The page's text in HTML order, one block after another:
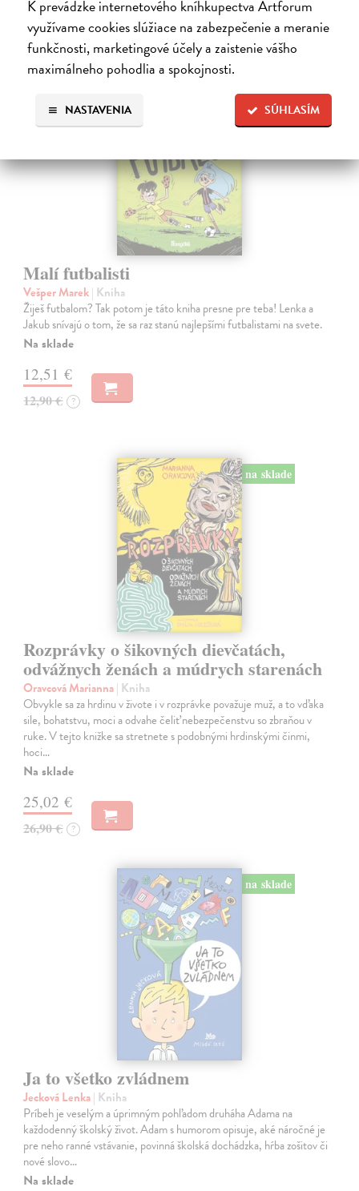
K prevádzke internetového kníhkupectva Artforum
využívame cookies slúžiace na zabezpečenie a meranie
funkčnosti, marketingové účely a zaistenie vášho
maximálneho pohodlia a spokojnosti.
SÚHLASÍM
NASTAVENIA
18,00 € ?
Malí futbalisti
Vešper Marek| Kniha
Žiješ futbalom? Tak potom je táto kniha presne pre teba! Lenka a
Jakub snívajú o tom, že sa raz stanú najlepšími futbalistami na svete.
Na sklade
12,51 €
12,90 € ?
na sklade
Rozprávky o šikovných dievčatách,
odvážnych ženách a múdrych starenách
Oravcová Marianna| Kniha
Obvykle sa za hrdinu v živote i v rozprávke považuje muž, a to vďaka
sile, bohatstvu, moci a odvahe čeliť nebezpečenstvu so zbraňou v
ruke. V tejto knižke sa stretnete s podobnými hrdinskými činmi,
hoci…
Na sklade
25,02 €
26,90 € ?
na sklade
Ja to všetko zvládnem
Jecková Lenka| Kniha
Príbeh je veselým a úprimným pohľadom druháha Adama na
každodenný školský život. Adam s humorom opisuje, aké náročné je
pre neho ranné vstávanie, povinná školská dochádzka, hŕba zošitov či
nové slovo…
Na sklade